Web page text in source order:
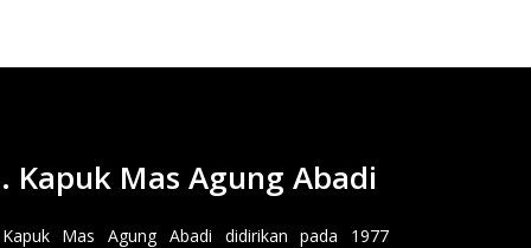
Kapuk Mas Agung Abadi
Mas Agung Abadi didirikan pada 1977